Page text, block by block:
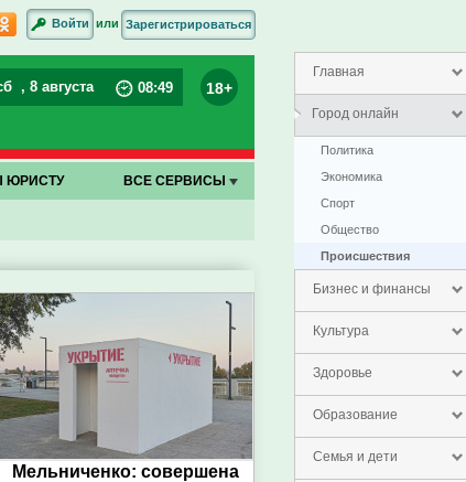
Главная
Город онлайн
Политика
Экономика
Спорт
Общество
Проиcшествия
Бизнес и финансы
Культура
Здоровье
Образование
Семья и дети
Войти или Зарегистрироваться
, 8 августа 08:49 18+
ЮРИСТУ ВСЕ СЕРВИСЫ
Мельниченко: совершена